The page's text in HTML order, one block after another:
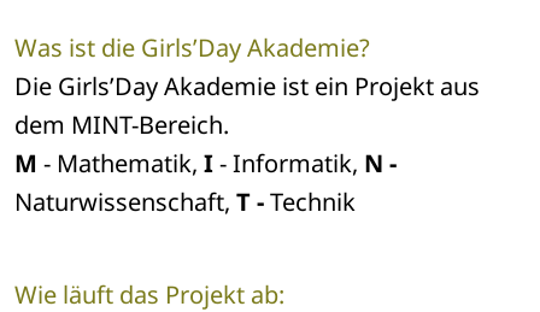
Was ist die Girls’Day Akademie?
Die Girls’Day Akademie ist ein Projekt aus
dem MINT-Bereich.
M - Mathematik, I- Informatik, N -
Naturwissenschaft, T -Technik
Wie läuft das Projekt ab: